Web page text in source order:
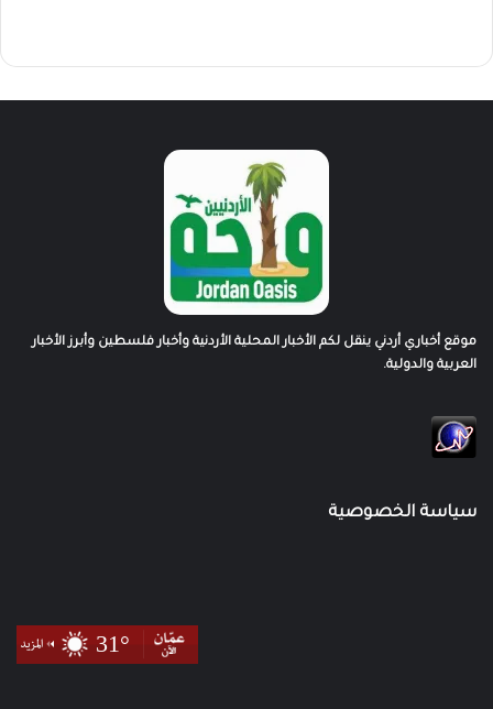
موقع أخباري أردني ينقل لكم الأخبار المحلية الأردنية وأخبار فلسطين وأبرز الأخبار
العربية والدولية.
سياسة الخصوصية